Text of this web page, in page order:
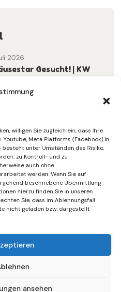
willigen Sie zugleich ein, dass Ihre
Youtube, Meta Platforms (Facebook) in
besteht unter Umständen das Risiko,
zu Kontroll- und zu
auch ohne
werden. Wenn Sie auf
beschriebene Übermittlung
hierzu finden Sie in unseren
Sie, dass im Ablehnungsfall
nicht geladen bzw. dargestellt
ansehen
Gesucht! | KW
2026
| KW 31/…
2026
Friedensgebet
…
2026